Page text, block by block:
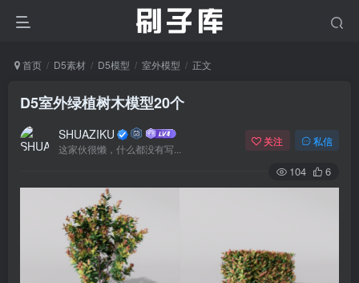
首页 D5素材 D5模型 室外模型 正文
D5室外绿植树木模型20个
SHUAZIKU
这家伙很懒，什么都没有写...
关注 私信
104 6